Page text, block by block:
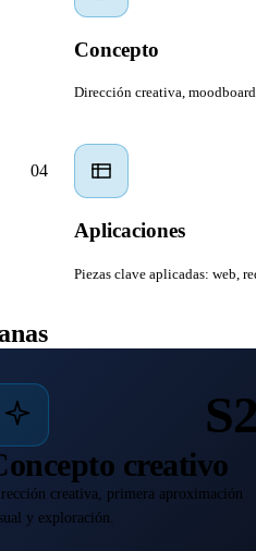
Concepto
Dirección creativa,
04
Aplicaciones
Piezas clave aplicadas: web,
S2
creativo
creativa, primera aproximación
y exploración.